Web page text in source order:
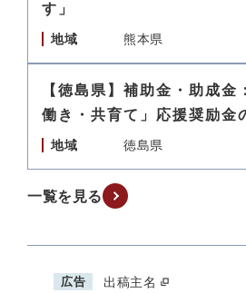
す」
地域 熊本県
【徳島県】補助金・助成金
働き・共育て」応援奨励金
地域 徳島県
一覧を見る
広告 出稿主名